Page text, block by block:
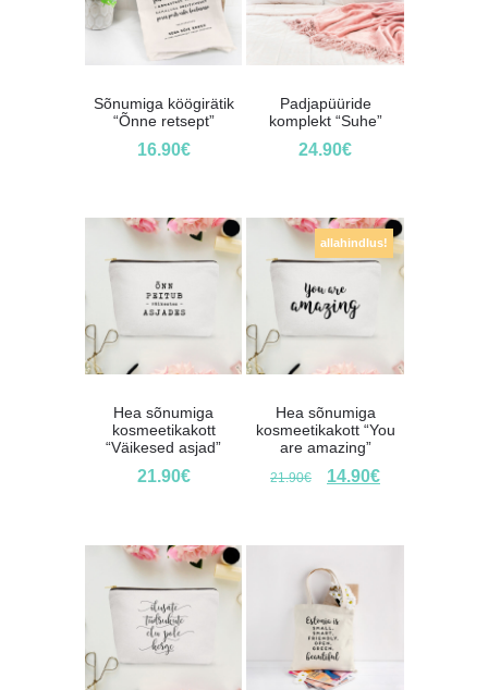
Sõnumiga köögirätik
“Õnne retsept”
16.90€
Padjapüüride
komplekt “Suhe”
24.90€
Hea sõnumiga
kosmeetikakott
“Väikesed asjad”
21.90€
allahindlus!
Hea sõnumiga
kosmeetikakott “You
are amazing”
21.90€ 14.90€